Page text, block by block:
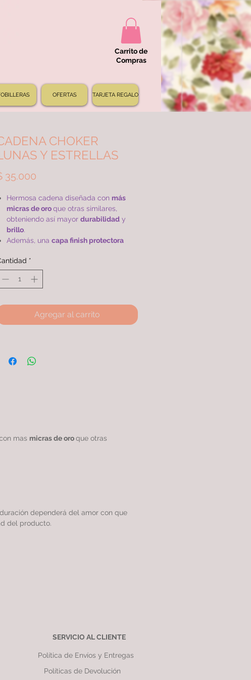
Carrito de
Compras
OFERTAS TARJETA REGALO
CHOKER
Y ESTRELLAS
35.000Precio
Hermosa cadena diseñada con más
micras de oroque otras similares,
obteniendo así mayor durabilidady
brillo.
Además, una capa finish protectora
comparación con otros productos
similares.
Cadena de 45cm con doble baño de
garantizando unacalidad excepcional.
*
Agregar al carrito
mas micras de oroque otras
dependerá del amor con que
del producto.
SERVICIO AL CLIENTE
Política de Envíos y Entregas
Políticas de Devolución